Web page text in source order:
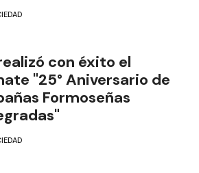
con éxito el
"25° Aniversario de
Formoseñas